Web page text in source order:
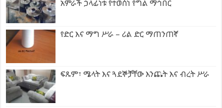
አምራች ኃላፊነቱ የተወሰነ የግል ማኅበር
የድር እና ማግ ሥራ – ሪል ድር ማጠንጠኛ
ፍጹም፣ ሜላት እና ጓደኞቻቸው እንጨት እና ብረት ሥራ